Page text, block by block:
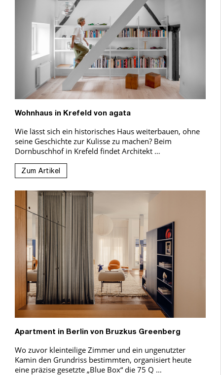
Wohnhaus in Krefeld von agata
Wie lässt sich ein historisches Haus weiterbauen, ohne
seine Geschichte zur Kulisse zu machen? Beim
Dornbuschhof in Krefeld findet Architekt …
Zum Artikel
Apartment in Berlin von Bruzkus Greenberg
Wo zuvor kleinteilige Zimmer und ein ungenutzter
Kamin den Grundriss bestimmten, organisiert heute
eine präzise gesetzte „Blue Box“ die 75 Q …